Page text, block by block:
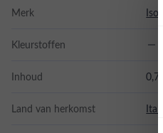
Merk
Kleurstoffen
Inhoud 0,7L
Land van herkomst Italië